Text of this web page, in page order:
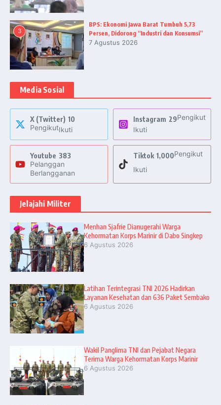
3
BPS: Ekonomi Jawa Barat Tumbuh 5,73
Persen, Didorong “Industri dan Konsumsi”
7 Agustus 2026
Media Sosial
X (Twitter) 10
PengikutIkuti
Instagram 29Pengikut
Ikuti
Youtube 383
Pelanggan
Berlangganan
Tiktok 1,000Pengikut
Ikuti
Jelajahi Militer
Menhan Sjafrie Dianugerahi Warga
Kehormatan Korps Marinir di Dabo Singkep
6 Agustus 2026
Latihan Terintegrasi TNI 2026 Hadirkan
Layanan Kesehatan dan 636 Paket Sembako
6 Agustus 2026
Wakil Panglima TNI dan Pejabat Negara
Terima Warga Kehormatan Korps Marinir
6 Agustus 2026